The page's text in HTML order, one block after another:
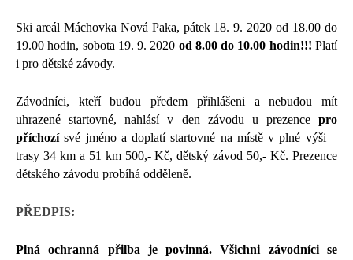
Ski areál Máchovka Nová Paka, pátek 18. 9. 2020 od 18.00 do
19.00 hodin, sobota 19. 9. 2020 od 8.00 do 10.00 hodin!!! Platí
i pro dětské závody.
Závodníci, kteří budou předem přihlášeni a nebudou mít
uhrazené startovné, nahlásí v den závodu u prezence pro
příchozísvé jméno a doplatí startovné na místě v plné výši –
trasy 34 km a 51 km 500,- Kč, dětský závod 50,- Kč. Prezence
dětského závodu probíhá odděleně.
PŘEDPIS:
Plná ochranná přilba je povinná. Všichni závodníci se